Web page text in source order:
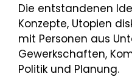
Die entstandenen
Konzepte, Utopien
mit Personen aus
Gewerkschaften,
Politik und Planung.